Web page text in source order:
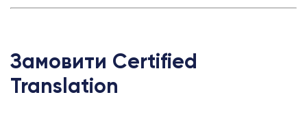
Замовити Certified
Translation